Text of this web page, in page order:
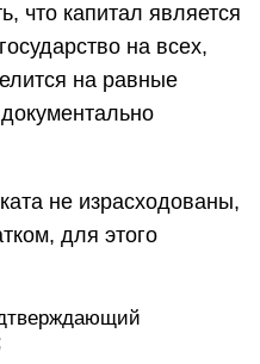
что капитал является
на всех,
на равные
не израсходованы,
для этого